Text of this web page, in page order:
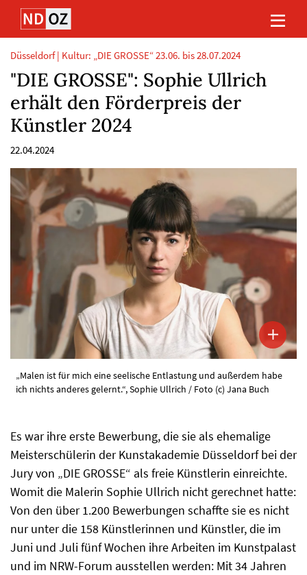
Direkt
Inhalt
(Eingabetaste)
Direkt
Hauptmenu
(Eingabetaste)
Direkt
Suche
(Eingabetaste)
Direkt
Footer
(Eingabetaste)
Düsseldorf | Kultur: „DIE GROSSE“ 23.06. bis 28.07.2024
"DIE GROSSE": Sophie Ullrich
erhält den Förderpreis der
Künstler 2024
22.04.2024
„Malen ist für mich eine seelische Entlastung und außerdem habe
ich nichts anderes gelernt.“, Sophie Ullrich / Foto (c) Jana Buch
Es war ihre erste Bewerbung, die sie als ehemalige
Meisterschülerin der Kunstakademie Düsseldorf bei der
Jury von „DIE GROSSE“ als freie Künstlerin einreichte.
Womit die Malerin Sophie Ullrich nicht gerechnet hatte:
Von den über 1.200 Bewerbungen schaffte sie es nicht
nur unter die 158 Künstlerinnen und Künstler, die im
Juni und Juli fünf Wochen ihre Arbeiten im Kunstpalast
und im NRW-Forum ausstellen werden: Mit 34 Jahren